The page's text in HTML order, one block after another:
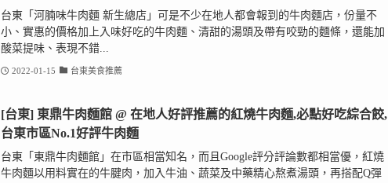
台東「河腩味牛肉麵 新生總店」可是不少在地人都會報到的牛肉麵店，份量不
小、實惠的價格加上入味好吃的牛肉麵、清甜的湯頭及帶有咬勁的麵條，還能加
酸菜提味、表現不錯...
2022-01-15 台東美食推薦
[台東] 東鼎牛肉麵館 @ 在地人好評推薦的紅燒牛肉麵,必點好吃綜合餃,
台東市區No.1好評牛肉麵
台東「東鼎牛肉麵館」在市區相當知名，而且Google評分評論數都相當優，紅燒
牛肉麵以用料實在的牛腱肉，加入牛油、蔬菜及中藥精心熬煮湯頭，再搭配Q彈